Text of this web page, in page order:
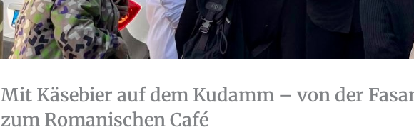
Mit Käsebier auf dem Kudamm – von der
zum Romanischen Café